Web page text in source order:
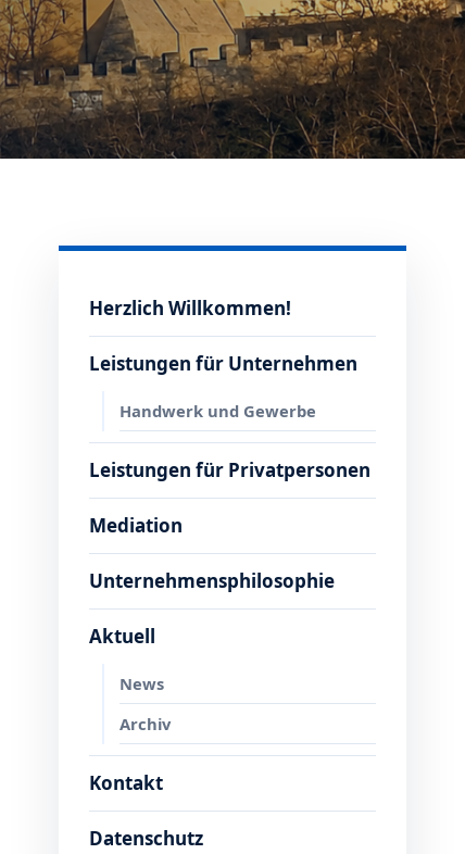
Herzlich Willkommen!
Leistungen für Unternehmen
Handwerk und Gewerbe
Leistungen für Privatpersonen
Mediation
Unternehmensphilosophie
Aktuell
News
Archiv
Kontakt
Datenschutz